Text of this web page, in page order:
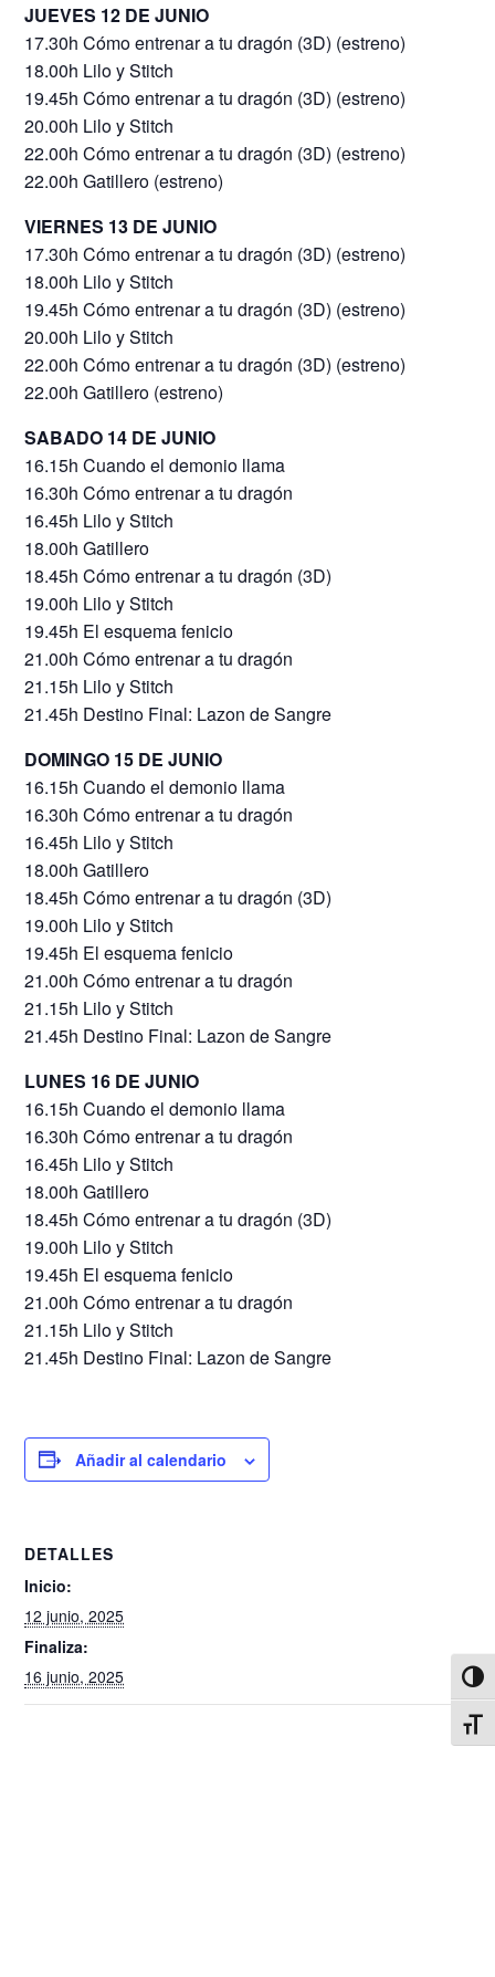
JUEVES 12 DE JUNIO
17.30h Cómo entrenar a tu dragón (3D) (estreno)
18.00h Lilo y Stitch
19.45h Cómo entrenar a tu dragón (3D) (estreno)
20.00h Lilo y Stitch
22.00h Cómo entrenar a tu dragón (3D) (estreno)
22.00h Gatillero (estreno)
VIERNES 13 DE JUNIO
17.30h Cómo entrenar a tu dragón (3D) (estreno)
18.00h Lilo y Stitch
19.45h Cómo entrenar a tu dragón (3D) (estreno)
20.00h Lilo y Stitch
22.00h Cómo entrenar a tu dragón (3D) (estreno)
22.00h Gatillero (estreno)
SABADO 14 DE JUNIO
16.15h Cuando el demonio llama
16.30h Cómo entrenar a tu dragón
16.45h Lilo y Stitch
18.00h Gatillero
18.45h Cómo entrenar a tu dragón (3D)
19.00h Lilo y Stitch
19.45h El esquema fenicio
21.00h Cómo entrenar a tu dragón
21.15h Lilo y Stitch
21.45h Destino Final: Lazon de Sangre
DOMINGO 15 DE JUNIO
16.15h Cuando el demonio llama
16.30h Cómo entrenar a tu dragón
16.45h Lilo y Stitch
18.00h Gatillero
18.45h Cómo entrenar a tu dragón (3D)
19.00h Lilo y Stitch
19.45h El esquema fenicio
21.00h Cómo entrenar a tu dragón
21.15h Lilo y Stitch
21.45h Destino Final: Lazon de Sangre
LUNES 16 DE JUNIO
16.15h Cuando el demonio llama
16.30h Cómo entrenar a tu dragón
16.45h Lilo y Stitch
18.00h Gatillero
18.45h Cómo entrenar a tu dragón (3D)
19.00h Lilo y Stitch
19.45h El esquema fenicio
21.00h Cómo entrenar a tu dragón
21.15h Lilo y Stitch
21.45h Destino Final: Lazon de Sangre
Añadir al calendario
DETALLES
Inicio:
12 junio, 2025
Finaliza:
16 junio, 2025